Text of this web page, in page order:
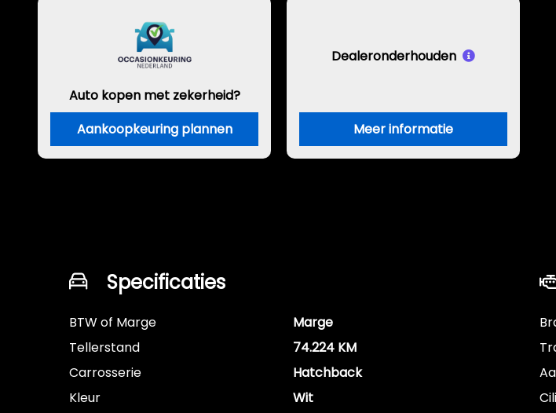
Auto kopen met zekerheid?
Aankoopkeuring plannen
Dealeronderhouden
Meer informatie
Specificaties
BTW of Marge
Marge
Tellerstand
74.224 KM
Carrosserie
Hatchback
Kleur
Wit